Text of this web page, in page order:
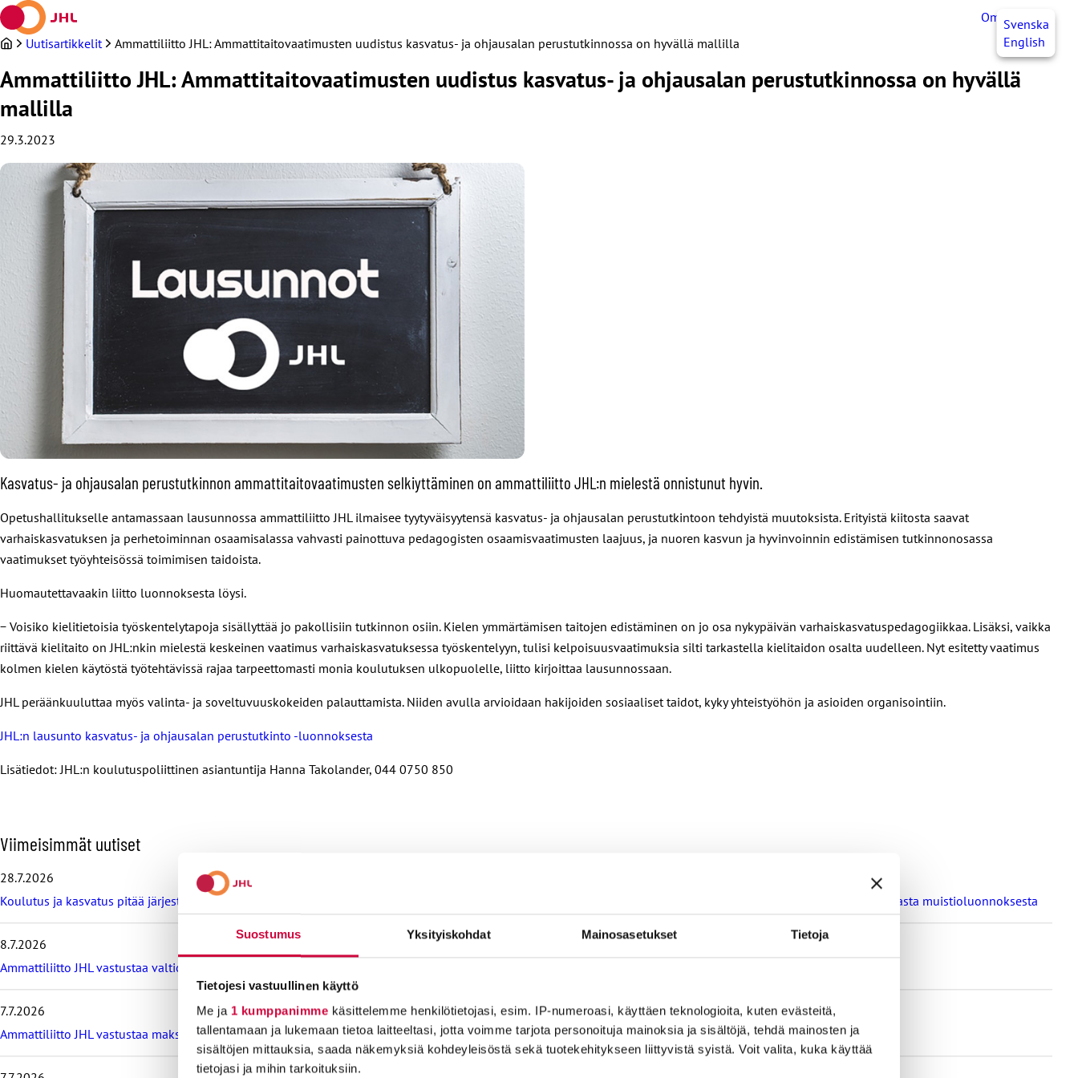
Suostumus Yksityiskohdat Mainosasetukset Tietoja
Tietojesi vastuullinen käyttö
Me ja 1 kumppanimme käsittelemme henkilötietojasi, esim. IP-numeroasi, käyttäen teknologioita, kuten evästeitä,
tallentamaan ja lukemaan tietoa laitteeltasi, jotta voimme tarjota personoituja mainoksia ja sisältöjä, tehdä mainosten ja
sisältöjen mittauksia, saada näkemyksiä kohdeyleisöstä sekä tuotekehitykseen liittyvistä syistä. Voit valita, kuka käyttää
tietojasi ja mihin tarkoituksiin.
Siirry
sisältöön
OmaJHLSvenska
English
Uutisartikkelit Ammattiliitto JHL: Ammattitaitovaatimusten uudistus kasvatus- ja ohjausalan perustutkinnossa on hyvällä mallilla
Ammattiliitto JHL: Ammattitaitovaatimusten uudistus kasvatus- ja ohjausalan perustutkinnossa on hyvällä
mallilla
29.3.2023
Kasvatus- ja ohjausalan perustutkinnon ammattitaitovaatimusten selkiyttäminen on ammattiliitto JHL:n mielestä onnistunut hyvin.
Opetushallitukselle antamassaan lausunnossa ammattiliitto JHL ilmaisee tyytyväisyytensä kasvatus- ja ohjausalan perustutkintoon tehdyistä muutoksista. Erityistä kiitosta saavat
varhaiskasvatuksen ja perhetoiminnan osaamisalassa vahvasti painottuva pedagogisten osaamisvaatimusten laajuus, ja nuoren kasvun ja hyvinvoinnin edistämisen tutkinnonosassa
vaatimukset työyhteisössä toimimisen taidoista.
Huomautettavaakin liitto luonnoksesta löysi.
− Voisiko kielitietoisia työskentelytapoja sisällyttää jo pakollisiin tutkinnon osiin. Kielen ymmärtämisen taitojen edistäminen on jo osa nykypäivän varhaiskasvatuspedagogiikkaa. Lisäksi, vaikka
riittävä kielitaito on JHL:nkin mielestä keskeinen vaatimus varhaiskasvatuksessa työskentelyyn, tulisi kelpoisuusvaatimuksia silti tarkastella kielitaidon osalta uudelleen. Nyt esitetty vaatimus
kolmen kielen käytöstä työtehtävissä rajaa tarpeettomasti monia koulutuksen ulkopuolelle, liitto kirjoittaa lausunnossaan.
JHL peräänkuuluttaa myös valinta- ja soveltuvuuskokeiden palauttamista. Niiden avulla arvioidaan hakijoiden sosiaaliset taidot, kyky yhteistyöhön ja asioiden organisointiin.
JHL:n lausunto kasvatus- ja ohjausalan perustutkinto -luonnoksesta
Lisätiedot: JHL:n koulutuspoliittinen asiantuntija Hanna Takolander, 044 0750 850
O
h
i
t
a
v
i
m
s
i
Viimeisimmät uutiset
28.7.2026
Koulutus ja kasvatus pitää järjestää lasten ja nuorten hyvinvoinnin ehdoilla – Ammattiliitto JHL on antanut lausunnon koulujen ja oppilaitosten loma-aikoja koskevasta muistioluonnoksesta
8.7.2026
Ammattiliitto JHL vastustaa valtiokonttoria koskevan lain muutosta
7.7.2026
Ammattiliitto JHL vastustaa maksullisia avoimia korkeakoulututkintoja